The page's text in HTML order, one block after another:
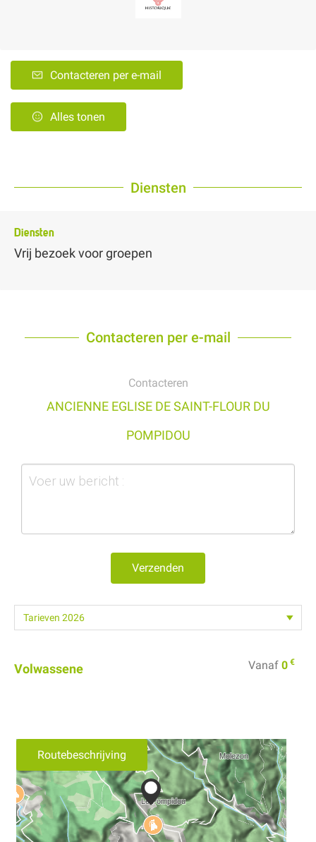
Contacteren per e-mail
Alles tonen
Diensten
Diensten
Vrij bezoek voor groepen
Contacteren per e-mail
Contacteren
ANCIENNE EGLISE DE SAINT-FLOUR DU
POMPIDOU
Verzenden
Volwassene Vanaf 0 €
Routebeschrijving